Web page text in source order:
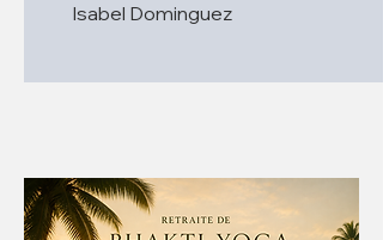
Isabel Dominguez